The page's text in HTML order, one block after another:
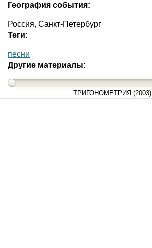
География события:
Россия, Санкт-Петербург
Теги:
песни
Другие материалы:
ТРИГОНОМЕТРИЯ (2003)